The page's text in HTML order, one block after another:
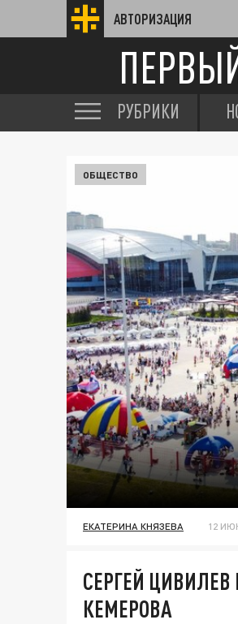
АВТОРИЗАЦИЯ
РУБРИКИ
ОБЩЕСТВО
ЕКАТЕРИНА КНЯЗЕВА 12
СЕРГЕЙ
КЕМЕРОВА